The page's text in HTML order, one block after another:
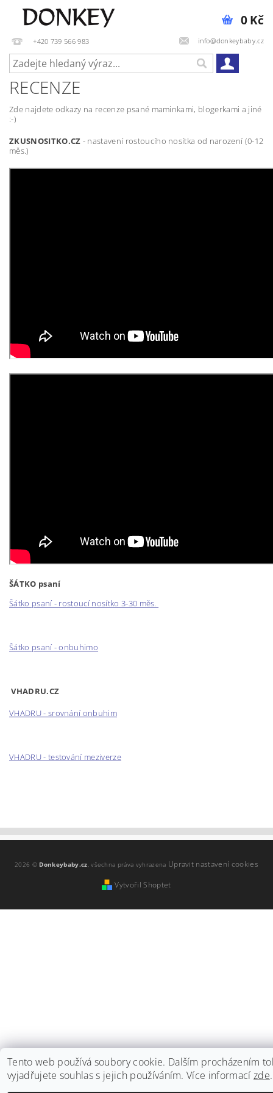
+420 739 566 983 info@donkeybaby.cz
0 Kč
RECENZE
Zde najdete odkazy na recenze psané maminkami, blogerkami a jiné
:-)
ZKUSNOSITKO.CZ - nastavení rostoucího nosítka od narození (0-12
měs.)
ŠÁTKO psaní
Šátko psaní - rostoucí nosítko 3-30 měs.
Šátko psaní - onbuhimo
VHADRU.CZ
VHADRU - srovnání onbuhim
VHADRU - testování meziverze
2026 © Donkeybaby.cz, všechna práva vyhrazena Upravit nastavení cookies
Vytvořil Shoptet
Tento web používá soubory cookie. Dalším procházením
vyjadřujete souhlas s jejich používáním. Více informací zde.